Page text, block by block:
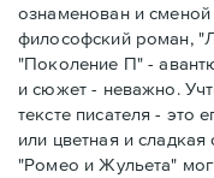
ознаменован и сменой
философский роман,
"Поколение П" -
и сюжет - неважно.
тексте писателя - это
или цветная и
"Ромео и Жульета"